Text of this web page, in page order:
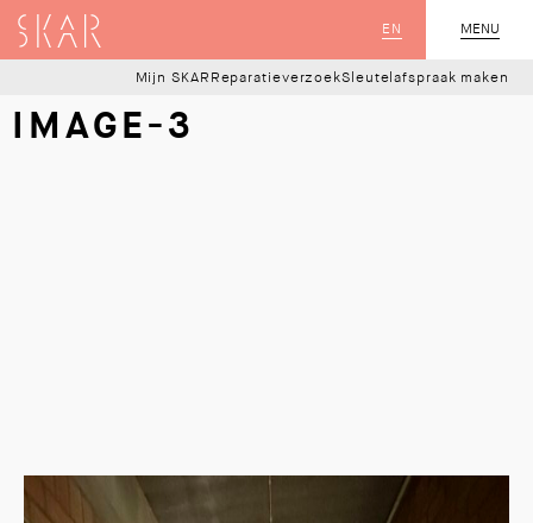
MENU
SLUIT
EN
SKAR
Mijn SKAR ReparatieverzoekSleutelafspraak maken
IMAGE-3